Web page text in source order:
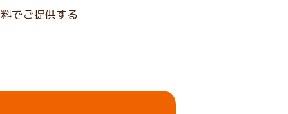
でご提供する